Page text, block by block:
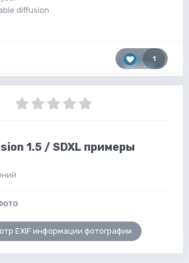
diffusion
1
1.5 / SDXL примеры
EXIF информации фотографии